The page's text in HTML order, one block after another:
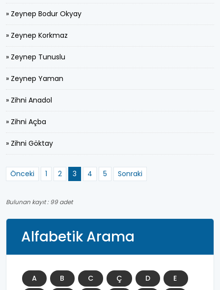
» Zeynep Bodur Okyay
» Zeynep Korkmaz
» Zeynep Tunuslu
» Zeynep Yaman
» Zihni Anadol
» Zihni Açba
» Zihni Göktay
Önceki 1 2 3 4 5 Sonraki
Bulunan kayıt : 99 adet
Alfabetik Arama
A B C Ç D
E